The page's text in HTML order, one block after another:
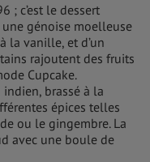
; c’est le dessert
une génoise moelleuse
la vanille, et d’un
rajoutent des fruits
Cupcake.
brassé à la
épices telles
ou le gingembre. La
avec une boule de